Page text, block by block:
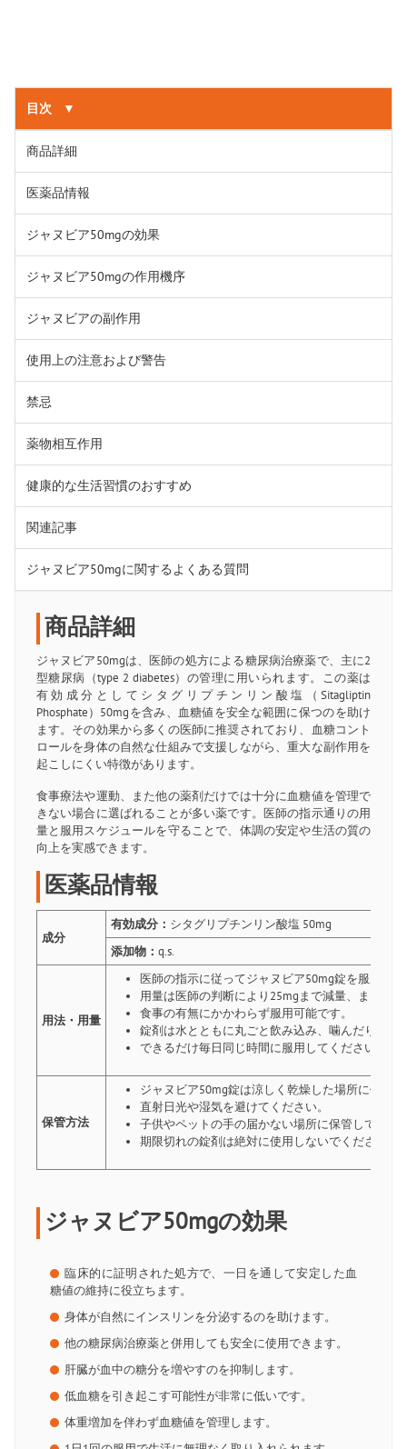
目次 ▼
商品詳細
医薬品情報
ジャヌビア50mgの効果
ジャヌビア50mgの作用機序
ジャヌビアの副作用
使用上の注意および警告
禁忌
薬物相互作用
健康的な生活習慣のおすすめ
関連記事
ジャヌビア50mgに関するよくある質問
商品詳細
ジャヌビア50mgは、医師の処方による糖尿病治療薬で、主に2
型糖尿病（type 2 diabetes）の管理に用いられます。この薬は
有効成分としてシタグリプチンリン酸塩（Sitagliptin
Phosphate）50mgを含み、血糖値を安全な範囲に保つのを助け
ます。その効果から多くの医師に推奨されており、血糖コント
ロールを身体の自然な仕組みで支援しながら、重大な副作用を
起こしにくい特徴があります。
食事療法や運動、また他の薬剤だけでは十分に血糖値を管理で
きない場合に選ばれることが多い薬です。医師の指示通りの用
量と服用スケジュールを守ることで、体調の安定や生活の質の
向上を実感できます。
医薬品情報
成分
有効成分： シタグリプチンリン酸塩 50mg
添加物： q.s.
用法・用量
医師の指示に従ってジャヌビア50mg錠を服用し
用量は医師の判断により25mgまで減量、または
食事の有無にかかわらず服用可能です。
錠剤は水とともに丸ごと飲み込み、噛んだり割っ
できるだけ毎日同じ時間に服用してください。
保管方法
ジャヌビア50mg錠は涼しく乾燥した場所に保管
直射日光や湿気を避けてください。
子供やペットの手の届かない場所に保管してくだ
期限切れの錠剤は絶対に使用しないでください。
ジャヌビア50mgの効果
臨床的に証明された処方で、一日を通して安定した血
糖値の維持に役立ちます。
身体が自然にインスリンを分泌するのを助けます。
他の糖尿病治療薬と併用しても安全に使用できます。
肝臓が血中の糖分を増やすのを抑制します。
低血糖を引き起こす可能性が非常に低いです。
体重増加を伴わず血糖値を管理します。